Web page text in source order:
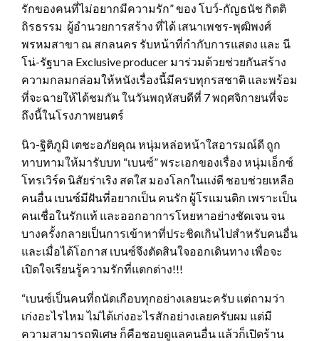
รักของคนที่ไม่อยากมีความรัก” ของ โบว์-กัญธนัช กิตติ
ถิรธรรม ผู้อำนวยการสร้าง ที่ได้ เสนาเพชร-พุฒิพงศ์
พรหมสาขา ณ สกลนคร รับหน้าที่กำกับการแสดง และ นี
โน่-รัฐบาล Exclusive producer มาร่วมด้วยช่วยกันสร้าง
ความกลมกล่อมให้หนังเรื่องนี้มีครบทุกรสชาติ และพร้อม
ที่จะฉายให้ได้ชมกัน ในวันพฤหัสบดีที่ 7 พฤศจิกายนที่จะ
ถึงนี้ในโรงภาพยนตร์
นิว-ฐิติภูมิ เตชะอภัยคุณ หนุ่มหล่อหน้าใสอารมณ์ดี ถูก
ทาบทามให้มารับบท “เบนซ์” พระเอกของเรื่อง หนุ่มเอ็กซ์
โทรเวิร์ด นิสัยร่าเริง สดใส มองโลกในแง่ดี ชอบช่วยเหลือ
คนอื่น เบนซ์มีฝันที่อยากเป็น คนรัก ผู้โรแมนติก เพราะเป็น
คนเชื่อในรักแท้ และออกอาการโหยหาอย่างชัดเจน จน
บางครั้งกลายเป็นการเข้าหาที่ประชิดเกินไปสำหรับคนอื่น
และเมื่อได้โอกาส เบนซ์จึงตัดสินใจออกเดินทาง เพื่อจะ
เปิดใจเรียนรู้ความรักที่แตกต่าง!!!
“เบนซ์เป็นคนที่ถนัดเกือบทุกอย่างเลยนะครับ แต่ถามว่า
เก่งอะไรไหม ไม่ได้เก่งอะไรสักอย่างเลยครับผม แต่มี
ความสามารถพิเศษ ก็คือชอบดูแลคนอื่น แล้วก็เปิดร้าน